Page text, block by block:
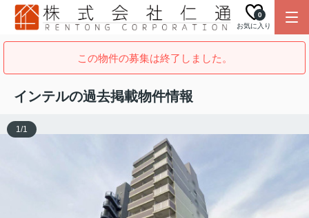
お気に入り
0
この物件の募集は終了しました。
インテルの過去掲載物件情報
1/1